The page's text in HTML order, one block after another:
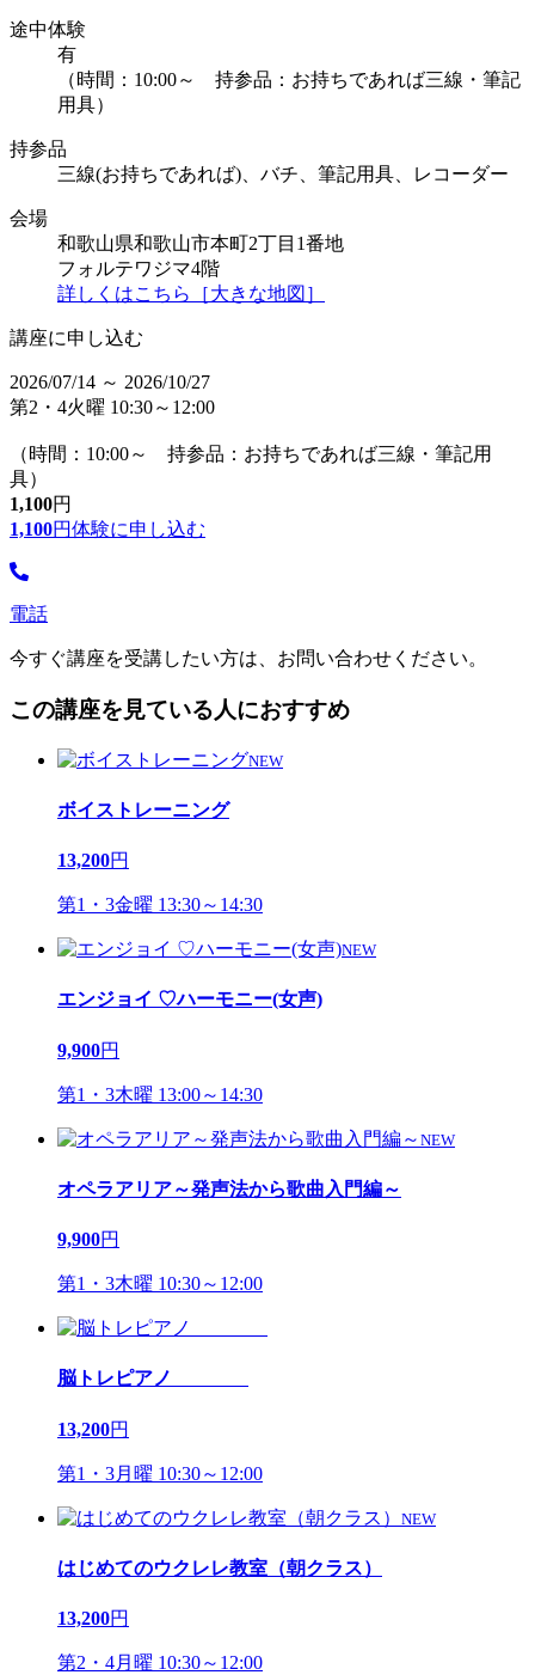
途中体験
有
（時間：10:00～ 持参品：お持ちであれば三線・筆記
用具）
持参品
三線(お持ちであれば)、バチ、筆記用具、レコーダー
会場
和歌山県和歌山市本町2丁目1番地
フォルテワジマ4階
詳しくはこちら［大きな地図］
講座に申し込む
2026/07/14 ～ 2026/10/27
第2・4火曜 10:30～12:00
（時間：10:00～ 持参品：お持ちであれば三線・筆記用
具）
1,100円
1,100円体験に申し込む
電話
今すぐ講座を受講したい方は、お問い合わせください。
この講座を見ている人におすすめ
NEW
ボイストレーニング
13,200円
第1・3金曜 13:30～14:30
NEW
エンジョイ ♡ハーモニー(女声)
9,900円
第1・3木曜 13:00～14:30
NEW
オペラアリア～発声法から歌曲入門編～
9,900円
第1・3木曜 10:30～12:00
脳トレピアノ
13,200円
第1・3月曜 10:30～12:00
NEW
はじめてのウクレレ教室（朝クラス）
13,200円
第2・4月曜 10:30～12:00